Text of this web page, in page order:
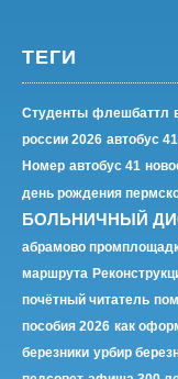
ТЕГИ
Студенты флешбаттл
россии 2026 автобус
Номер автобус 41
день рождения
БОЛЬНИЧНЫЙ
абрамово
маршрута
почётный читатель
пособия 2026 как
березники урбир